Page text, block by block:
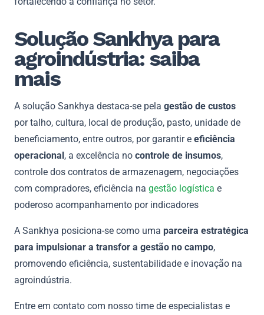
Solução Sankhya para
agroindústria: saiba
mais
A solução Sankhya destaca-se pela gestão de custos
por talho, cultura, local de produção, pasto, unidade de
beneficiamento, entre outros, por garantir e eficiência
operacional, a excelência no controle de insumos,
controle dos contratos de armazenagem, negociações
com compradores, eficiência na gestão logística e
poderoso acompanhamento por indicadores
A Sankhya posiciona-se como uma parceira estratégica
para impulsionar a transfor a gestão no campo,
promovendo eficiência, sustentabilidade e inovação na
agroindústria.
Entre em contato com nosso time de especialistas e